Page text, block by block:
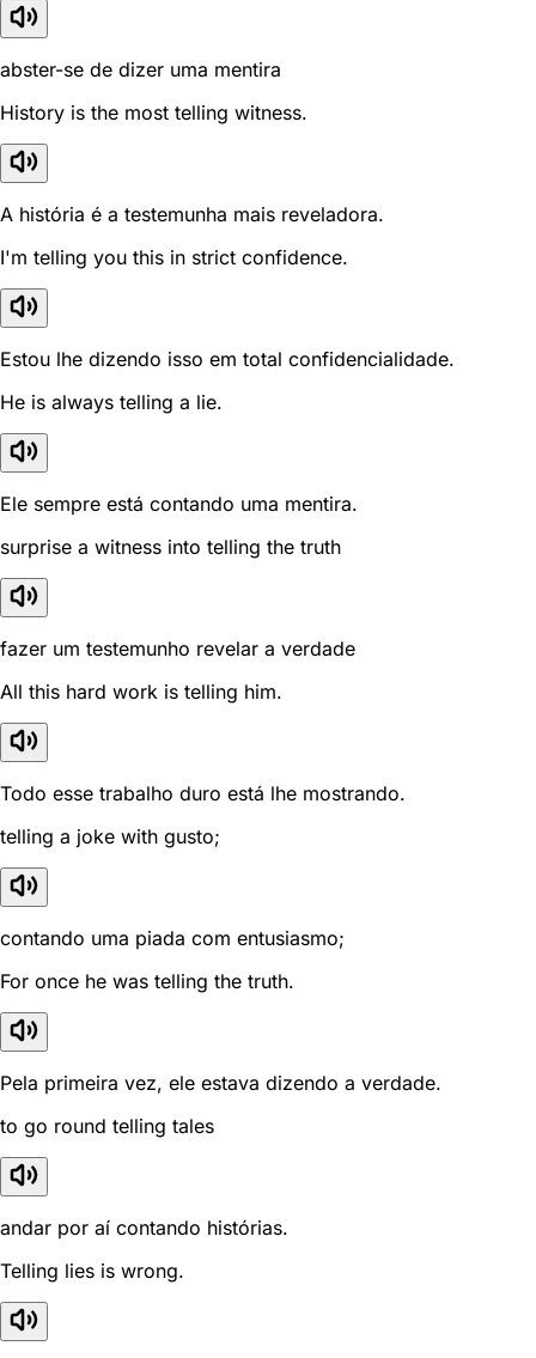
abster-se de dizer uma mentira
History is the most telling witness.
A história é a testemunha mais reveladora.
I'm telling you this in strict confidence.
Estou lhe dizendo isso em total confidencialidade.
He is always telling a lie.
Ele sempre está contando uma mentira.
surprise a witness into telling the truth
fazer um testemunho revelar a verdade
All this hard work is telling him.
Todo esse trabalho duro está lhe mostrando.
telling a joke with gusto;
contando uma piada com entusiasmo;
For once he was telling the truth.
Pela primeira vez, ele estava dizendo a verdade.
to go round telling tales
andar por aí contando histórias.
Telling lies is wrong.